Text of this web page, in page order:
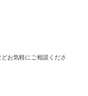
お気軽にご相談くださ